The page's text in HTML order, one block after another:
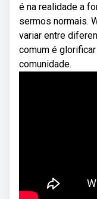
é na realidade a
sermos normais.
variar entre
comum é
comunidade.